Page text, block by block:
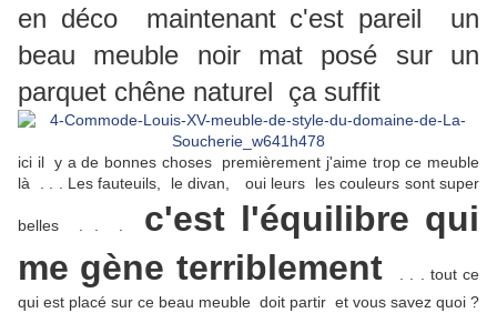
en déco maintenant c'est pareil un
beau meuble noir mat posé sur un
parquet chêne naturel ça suffit
ici il y a de bonnes choses premièrement j'aime trop ce meuble
là . . . Les fauteuils, le divan, oui leurs les couleurs sont super
belles . . . c'est l'équilibre qui
me gène terriblement
. . . tout ce
qui est placé sur ce beau meuble doit partir et vous savez quoi ?